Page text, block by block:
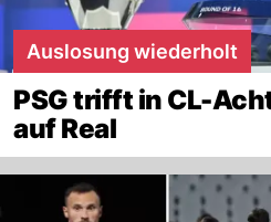
Auslosung wiederholt
PSG trifft in CL-
auf Real